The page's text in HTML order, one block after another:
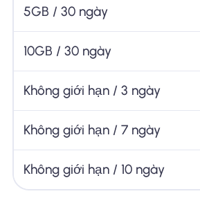
5GB / 30 ngày
10GB / 30 ngày
Không giới hạn / 3 ngày
Không giới hạn / 7 ngày
Không giới hạn / 10 ngày